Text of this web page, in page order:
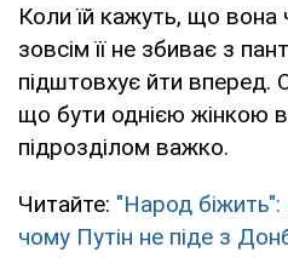
Коли їй кажуть, що
зовсім її не збиває з
підштовхує йти вперед.
що бути однією жінкою в
підрозділом важко.
Читайте: "Народ біжить":
чому Путін не піде з